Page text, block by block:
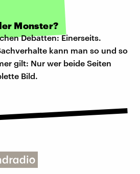
Monster?
Debatten: Einerseits.
kann man so und so
gilt: Nur wer beide Seiten
Bild.